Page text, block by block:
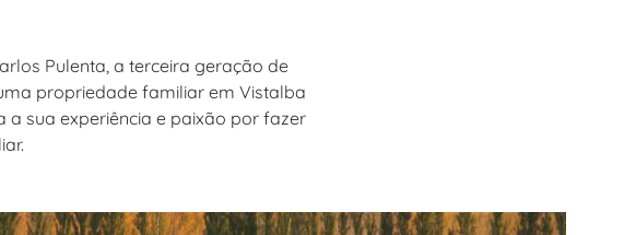
Pulenta, a terceira geração de
propriedade familiar em Vistalba
a sua experiência e paixão por fazer